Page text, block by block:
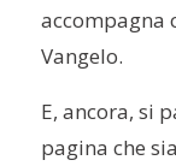
accompagna
Vangelo.
E, ancora, si
pagina che